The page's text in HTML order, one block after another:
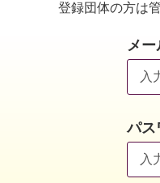
登録団体の方は
メー
パス